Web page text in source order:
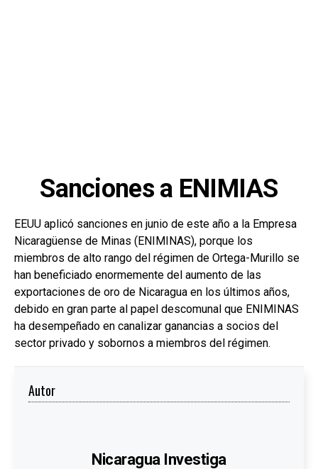
Sanciones a ENIMIAS
EEUU aplicó sanciones en junio de este año a la Empresa
Nicaragüense de Minas (ENIMINAS), porque los
miembros de alto rango del régimen de Ortega-Murillo se
han beneficiado enormemente del aumento de las
exportaciones de oro de Nicaragua en los últimos años,
debido en gran parte al papel descomunal que ENIMINAS
ha desempeñado en canalizar ganancias a socios del
sector privado y sobornos a miembros del régimen.
Autor
Nicaragua Investiga